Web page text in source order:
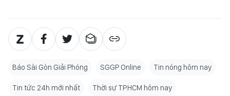
Báo Sài Gòn Giải Phóng SGGP Online Tin nóng hôm nay
Tin tức 24h mới nhất Thời sự TP.HCM hôm nay